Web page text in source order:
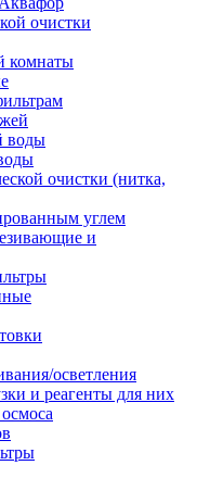
очистки
комнаты
воды
очистки (нитка,
углем
и
осветления
и реагенты для них